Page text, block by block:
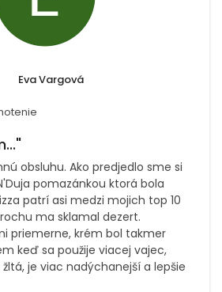
Eva Vargová
obsluhu. Ako predjedlo sme si
pomazánkou ktorá bola
patrí asi medzi mojich top 10
ma sklamal dezert.
priemerne, krém bol takmer
keď sa použije viacej vajec,
je viac nadýchanejší a lepšie